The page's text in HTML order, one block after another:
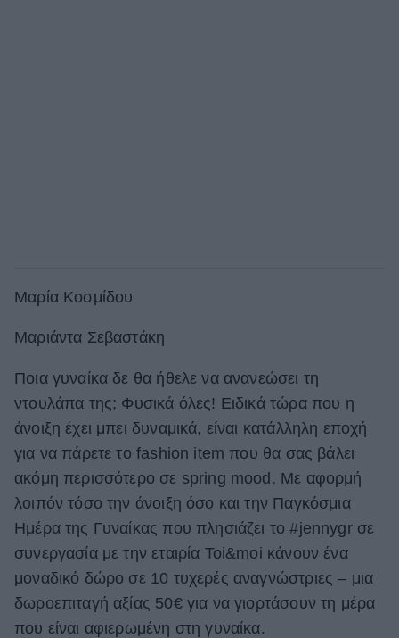
Μαρία Κοσμίδου
Μαριάντα Σεβαστάκη
Ποια γυναίκα δε θα ήθελε να ανανεώσει τη
ντουλάπα της; Φυσικά όλες! Ειδικά τώρα που η
άνοιξη έχει μπει δυναμικά, είναι κατάλληλη εποχή
για να πάρετε το fashion item που θα σας βάλει
ακόμη περισσότερο σε spring mood. Με αφορμή
λοιπόν τόσο την άνοιξη όσο και την Παγκόσμια
Ημέρα της Γυναίκας που πλησιάζει το #jennygr σε
συνεργασία με την εταιρία Toi&moi κάνουν ένα
μοναδικό δώρο σε 10 τυχερές αναγνώστριες – μια
δωροεπιταγή αξίας 50€ για να γιορτάσουν τη μέρα
που είναι αφιερωμένη στη γυναίκα.